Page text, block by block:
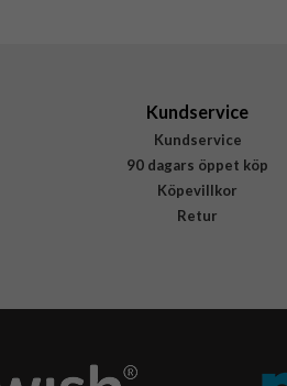
Kundservice
Kundservice
90 dagars öppet köp
Köpevillkor
Retur